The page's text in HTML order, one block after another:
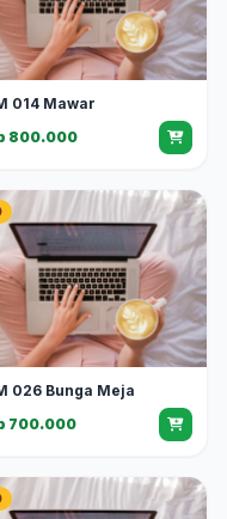
014 Mawar
800.000
026 Bunga Meja
700.000